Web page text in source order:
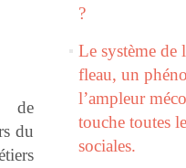
de
du
?
Le système de
fleau, un
l’ampleur
touche toutes
sociales.